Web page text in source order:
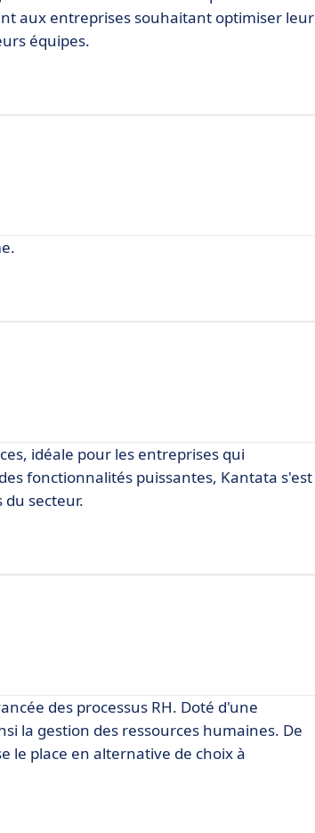
aux entreprises souhaitant optimiser leur
équipes.
idéale pour les entreprises qui
fonctionnalités puissantes, Kantata s'est
secteur.
des processus RH. Doté d'une
la gestion des ressources humaines. De
le place en alternative de choix à